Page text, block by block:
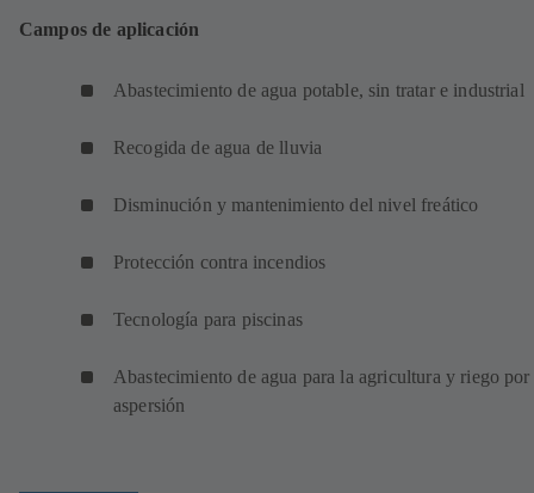
Campos de aplicación
Abastecimiento de agua potable, sin tratar e industrial
Recogida de agua de lluvia
Disminución y mantenimiento del nivel freático
Protección contra incendios
Tecnología para piscinas
Abastecimiento de agua para la agricultura y riego por
aspersión